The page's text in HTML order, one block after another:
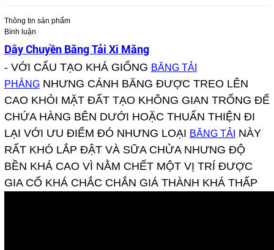
Thông tin sản phẩm
Bình luận
Dây Chuyền Băng Tải Xi Măng
- VỚI CẤU TẠO KHÁ GIỐNG BĂNG TẢI
PHẲNGNHƯNG CÁNH BĂNG ĐƯỢC TREO LÊN
CAO KHỎI MẶT ĐẤT TẠO KHÔNG GIAN TRỐNG ĐỂ
CHỨA HÀNG BÊN DƯỚI HOẶC THUẤN THIỆN ĐI
LẠI VỚI ƯU ĐIỂM ĐÓ NHƯNG LOẠI BĂNG TẢI NÀY
RẤT KHÓ LẮP ĐẬT VÀ SỮA CHỬA NHƯNG ĐỘ
BỀN KHÁ CAO VÌ NẰM CHẾT MỘT VỊ TRÍ ĐƯỢC
GIA CỐ KHÁ CHẮC CHẮN GIÁ THÀNH KHÁ THẤP